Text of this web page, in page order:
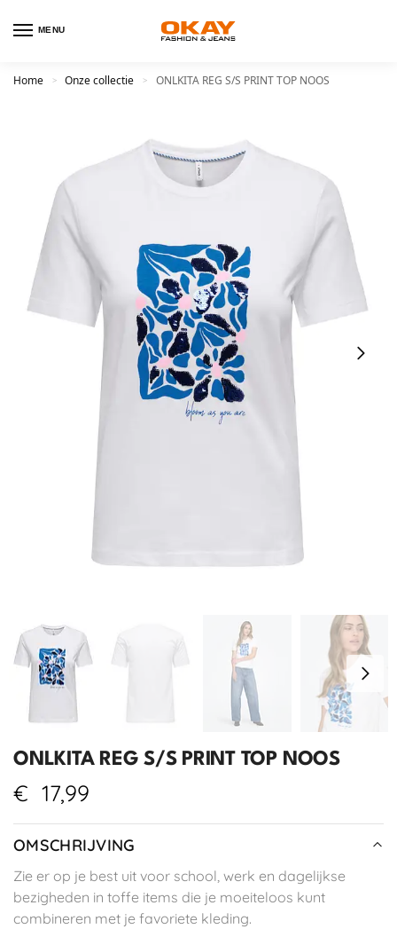
MENU
Home > Onze collectie > ONLKITA REG S/S PRINT TOP NOOS
ONLKITA REG S/S PRINT TOP NOOS
€ 17,99
OMSCHRIJVING
Zie er op je best uit voor school, werk en dagelijkse
bezigheden in toffe items die je moeiteloos kunt
combineren met je favoriete kleding.